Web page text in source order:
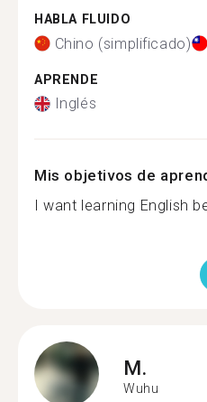
HABLA FLUIDO
Chino (simplificado)
APRENDE
Inglés
Mis objetivos de
I want learning English
M.
Wuhu